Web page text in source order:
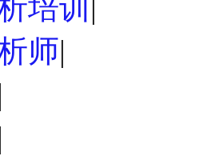
培训 |
师|
|
|